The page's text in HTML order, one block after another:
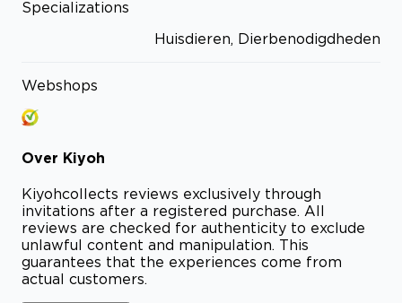
Specializations
Huisdieren, Dierbenodigdheden
Webshops
Over Kiyoh
Kiyohcollects reviews exclusively through
invitations after a registered purchase. All
reviews are checked for authenticity to exclude
unlawful content and manipulation. This
guarantees that the experiences come from
actual customers.